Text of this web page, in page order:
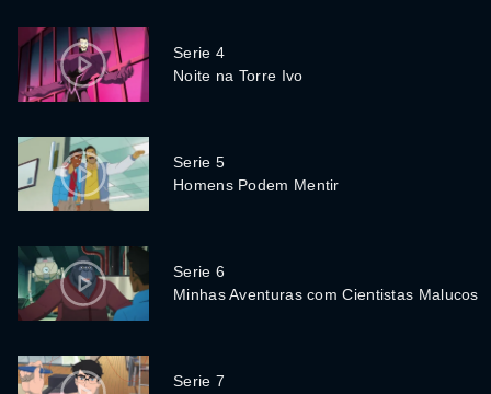
Serie 4
Noite na Torre Ivo
Serie 5
Homens Podem Mentir
Serie 6
Minhas Aventuras com Cientistas Malucos
Serie 7